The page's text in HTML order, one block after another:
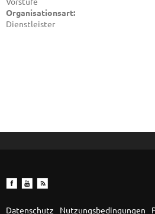
Organisationsart:
Dienstleister
Datenschutz Nutzungsbedingungen